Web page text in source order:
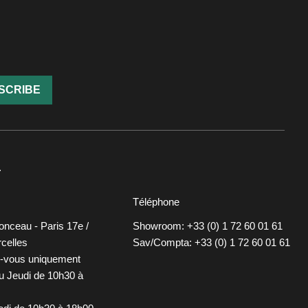
- Paris 17e /
vous uniquement
Jeudi de 10h30 à
Téléphone
Showroom: +33 (0) 1 72 60 01 61
Sav/Compta: +33 (0) 1 72 60 01 61